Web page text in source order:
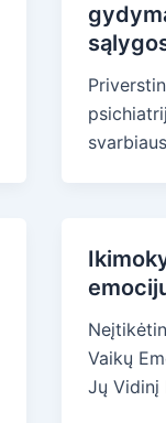
Vaikų
Jų Vidinį